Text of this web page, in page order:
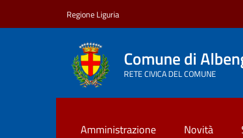
Regione Liguria
Comune di
RETE CIVICA DEL COMUNE
Amministrazione Novità